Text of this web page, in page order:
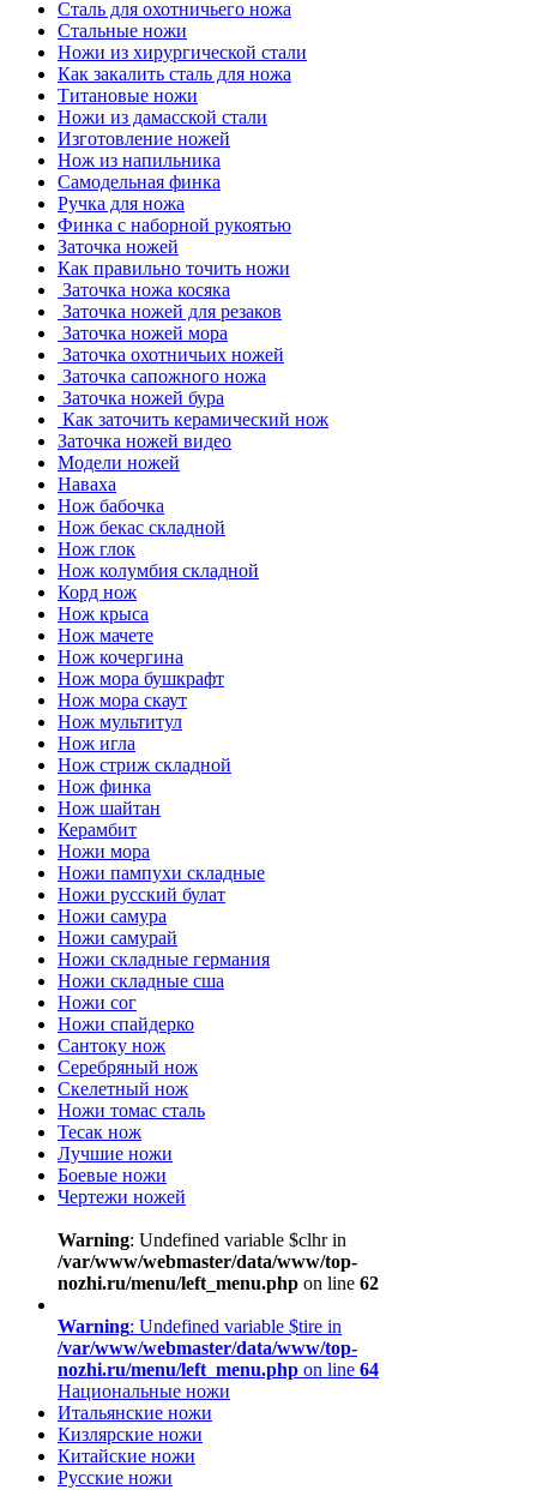
Сталь для охотничьего ножа
Стальные ножи
Ножи из хирургической стали
Как закалить сталь для ножа
Титановые ножи
Ножи из дамасской стали
Изготовление ножей
Нож из напильника
Самодельная финка
Ручка для ножа
Финка с наборной рукоятью
Заточка ножей
Как правильно точить ножи
Заточка ножа косяка
Заточка ножей для резаков
Заточка ножей мора
Заточка охотничьих ножей
Заточка сапожного ножа
Заточка ножей бура
Как заточить керамический нож
Заточка ножей видео
Модели ножей
Наваха
Нож бабочка
Нож бекас складной
Нож глок
Нож колумбия складной
Корд нож
Нож крыса
Нож мачете
Нож кочергина
Нож мора бушкрафт
Нож мора скаут
Нож мультитул
Нож игла
Нож стриж складной
Нож финка
Нож шайтан
Керамбит
Ножи мора
Ножи пампухи складные
Ножи русский булат
Ножи самура
Ножи самурай
Ножи складные германия
Ножи складные сша
Ножи сог
Ножи спайдерко
Сантоку нож
Серебряный нож
Скелетный нож
Ножи томас сталь
Тесак нож
Лучшие ножи
Боевые ножи
Чертежи ножей
Warning: Undefined variable $clhr in
/var/www/webmaster/data/www/top-
nozhi.ru/menu/left_menu.php on line 62
Warning: Undefined variable $tire in
/var/www/webmaster/data/www/top-
nozhi.ru/menu/left_menu.php on line 64
Национальные ножи
Итальянские ножи
Кизлярские ножи
Китайские ножи
Русские ножи